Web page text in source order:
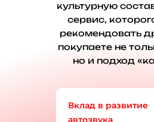
культурную
сервис,
рекомендовать
покупаете не
но и подход
Вклад в развитие
автозвука